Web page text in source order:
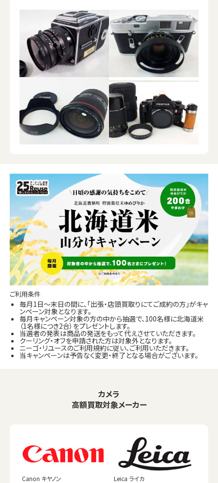
ご利用条件
毎月1日～末日の間に、「出張・店頭買取りにてご成約の方」がキャ
ンペーン対象となります。
毎月キャンペーン対象の方の中から抽選で、100名様に北海道米
（1名様につき2合）をプレゼントします。
当選者の発表は商品の発送をもって代えさせていただきます。
クーリング・オフを申請された方は対象外となります。
ニーゴ・リユースのご利用規約に従い、ご利用いただきます。
当キャンペーンは予告なく変更・終了となる場合がございます。
カメラ
高額買取対象メーカー
Canon キヤノン Leica ライカ